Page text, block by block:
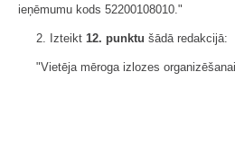
ieņēmumu kods 52200108010."
2. Izteikt 12. punktu šādā redakcijā:
"Vietēja mēroga izlozes